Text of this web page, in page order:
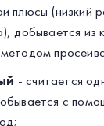
плюсы (низкий
добывается из
- считается
с